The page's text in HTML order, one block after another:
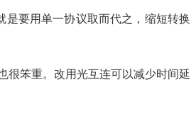
是要用单一协议取而代之，缩短转换
很笨重。改用光互连可以减少时间延